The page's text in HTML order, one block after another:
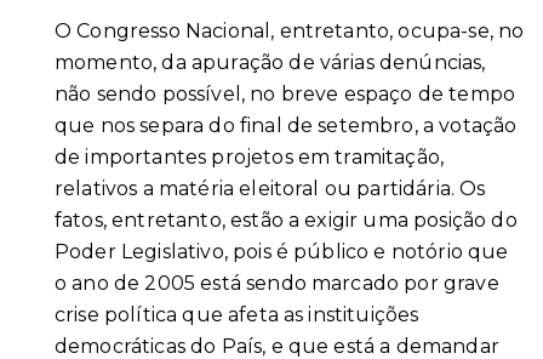
O Congresso Nacional, entretanto, ocupa-se, no
momento, da apuração de várias denúncias,
não sendo possível, no breve espaço de tempo
que nos separa do final de setembro, a votação
de importantes projetos em tramitação,
relativos a matéria eleitoral ou partidária. Os
fatos, entretanto, estão a exigir uma posição do
Poder Legislativo, pois é público e notório que
o ano de 2005 está sendo marcado por grave
crise política que afeta as instituições
democráticas do País, e que está a demandar